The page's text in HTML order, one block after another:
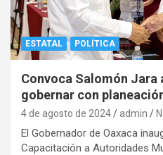
ESTATAL POLÍTICA
Convoca Salomón
gobernar con
4 de agosto de 2024 admin
El Gobernador de Oaxaca
Capacitación a Autoridades